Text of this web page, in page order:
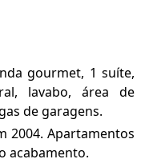
gourmet, 1 suíte,
lavabo, área de
de garagens.
2004. Apartamentos
acabamento.